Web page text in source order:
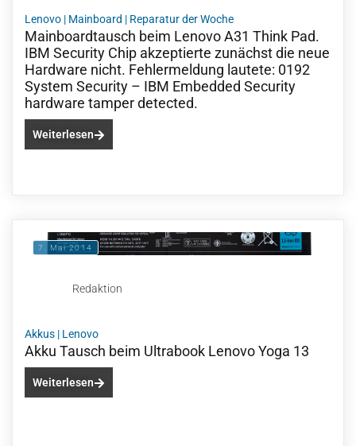
Lenovo | Mainboard | Reparatur der Woche
Mainboardtausch beim Lenovo A31 Think Pad.
IBM Security Chip akzeptierte zunächst die neue
Hardware nicht. Fehlermeldung lautete: 0192
System Security – IBM Embedded Security
hardware tamper detected.
Weiterlesen
7. Mai 2014
Redaktion
Akkus | Lenovo
Akku Tausch beim Ultrabook Lenovo Yoga 13
Weiterlesen